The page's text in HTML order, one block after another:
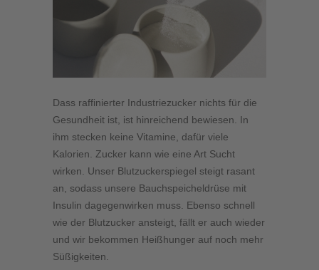
Dass raffinierter Industriezucker nichts für die
Gesundheit ist, ist hinreichend bewiesen. In
ihm stecken keine Vitamine, dafür viele
Kalorien. Zucker kann wie eine Art Sucht
wirken. Unser Blutzuckerspiegel steigt rasant
an, sodass unsere Bauchspeicheldrüse mit
Insulin dagegenwirken muss. Ebenso schnell
wie der Blutzucker ansteigt, fällt er auch wieder
und wir bekommen Heißhunger auf noch mehr
Süßigkeiten.